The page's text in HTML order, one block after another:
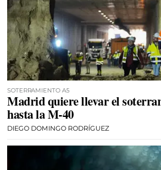
SOTERRAMIENTO A5
Madrid quiere llevar el
hasta la M-40
DIEGO DOMINGO RODRÍGUEZ